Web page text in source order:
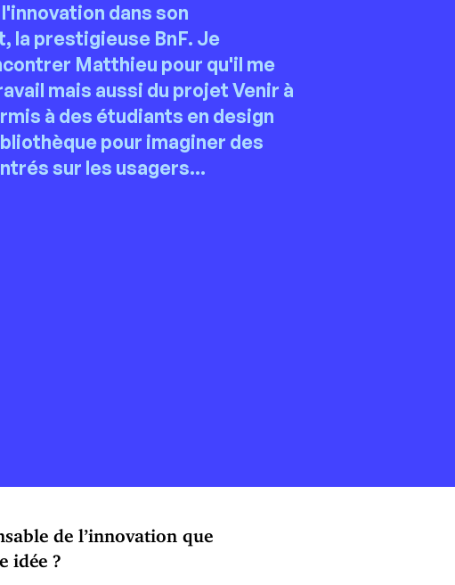
dans son
la prestigieuse BnF. Je
Matthieu pour qu'il me
mais aussi du projet Venir à
à des étudiants en design
pour imaginer des
sur les usagers...
de l’innovation que
idée ?